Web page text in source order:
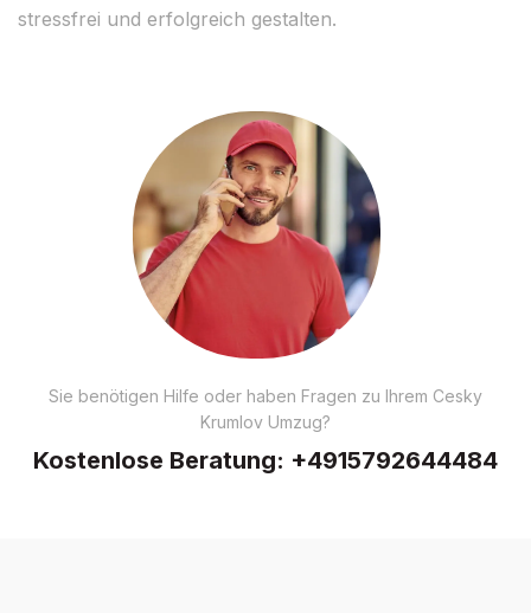
stressfrei und erfolgreich gestalten.
Sie benötigen Hilfe oder haben Fragen zu Ihrem Cesky
Krumlov Umzug?
Kostenlose Beratung: +4915792644484